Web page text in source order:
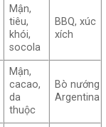
Mận,
tiêu,
khói,
socola
BBQ, xúc
xích
Mận,
cacao,
da
thuộc
Bò nướng
Argentina